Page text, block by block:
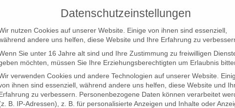
LOCATION SCOUT ELB-LOCATION: PANORAMA
Datenschutzeinstellungen
nutzen Cookies auf unserer Website. Einige von ihnen sind essenziell,
andere uns helfen, diese Website und Ihre Erfahrung zu
Sie unter 16 Jahre alt sind und Ihre Zustimmung zu freiwilligen
möchten, müssen Sie Ihre Erziehungsberechtigten um Erlaubnis
verwenden Cookies und andere Technologien auf unserer Website.
ihnen sind essenziell, während andere uns helfen, diese Website und
zu verbessern.
Personenbezogene Daten können verarbeitet
B. IP-Adressen), z. B. für personalisierte Anzeigen und Inhalte oder